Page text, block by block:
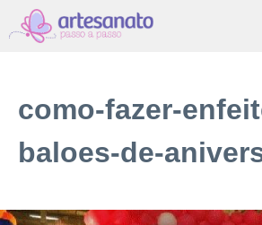
Pular
para
conteúdo
como-fazer-
baloes-de-